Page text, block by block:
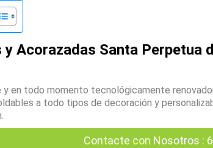
Acorazadas Santa Perpetua
en todo momento tecnológicamente
a todo tipos de decoración y
Contacte con Nosotros :